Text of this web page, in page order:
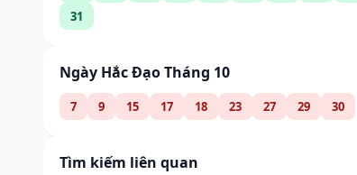
31
Ngày Hắc Đạo Tháng 10
7 9 15 17 18 23 27 29 30
Tìm kiếm liên quan